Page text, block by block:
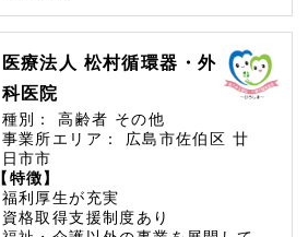
医療法人 松村循環器・外
科医院
種別： 高齢者 その他
事業所エリア：
広島市佐伯区 廿
日市市
【特徴】
福利厚生が充実
資格取得支援制度あり